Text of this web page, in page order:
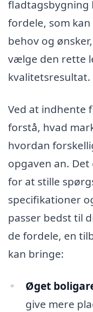
fladtagsbygning
fordele, som
behov og
vælge den rette
kvalitetsresultat.
Ved at indhente
forstå, hvad
hvordan
opgaven an.
for at stille
specifikationer
passer bedst til
de fordele, en
kan bringe:
Øget
give mere